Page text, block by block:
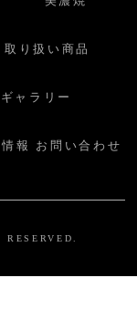
取り扱い商品
ャラリー
報 お問い合わせ